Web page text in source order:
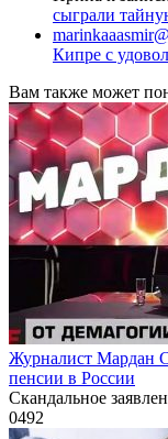
сыграли
Кипре с
Вам также может
Журналист Мардан
пенсии в России
Скандальное
0492